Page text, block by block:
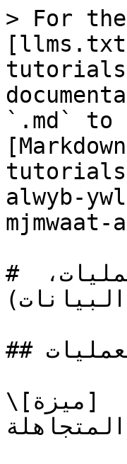
> For
`.md` to
alwyb-
# إصدار الويب يوليو 2023 (صفحة سجل العمليات،
## صف سجل العمليات
\[ميزة] عرض التحذيرات ضمن فئة النجاح، إضافة فئة
المتجاهلة